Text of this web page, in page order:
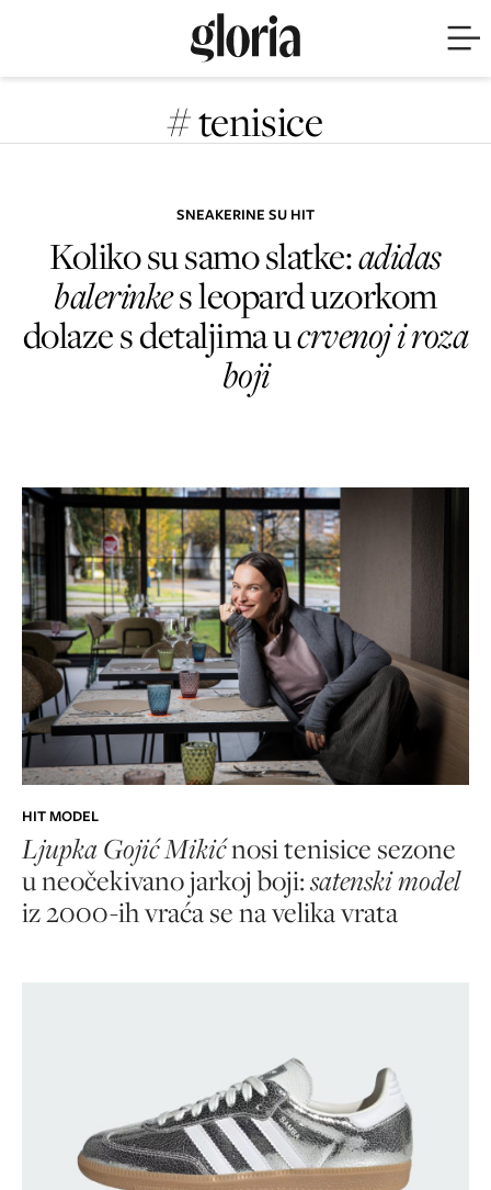
# tenisice
SNEAKERINE SU HIT
Koliko su samo slatke:adidas
balerinkes leopard uzorkom
dolaze s detaljima ucrvenoj i roza
boji
HIT MODEL
Ljupka Gojić Mikićnosi tenisice sezone
u neočekivano jarkoj boji:satenski model
iz 2000-ih vraća se na velika vrata